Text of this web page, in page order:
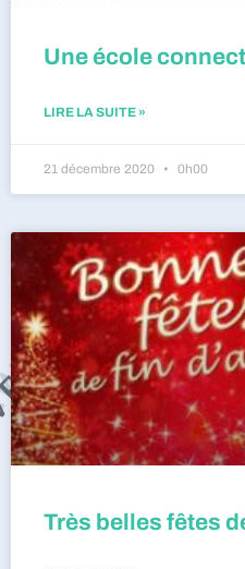
Une école
LIRE LA SUITE »
21 décembre 2020 0h00
Très belles fêtes